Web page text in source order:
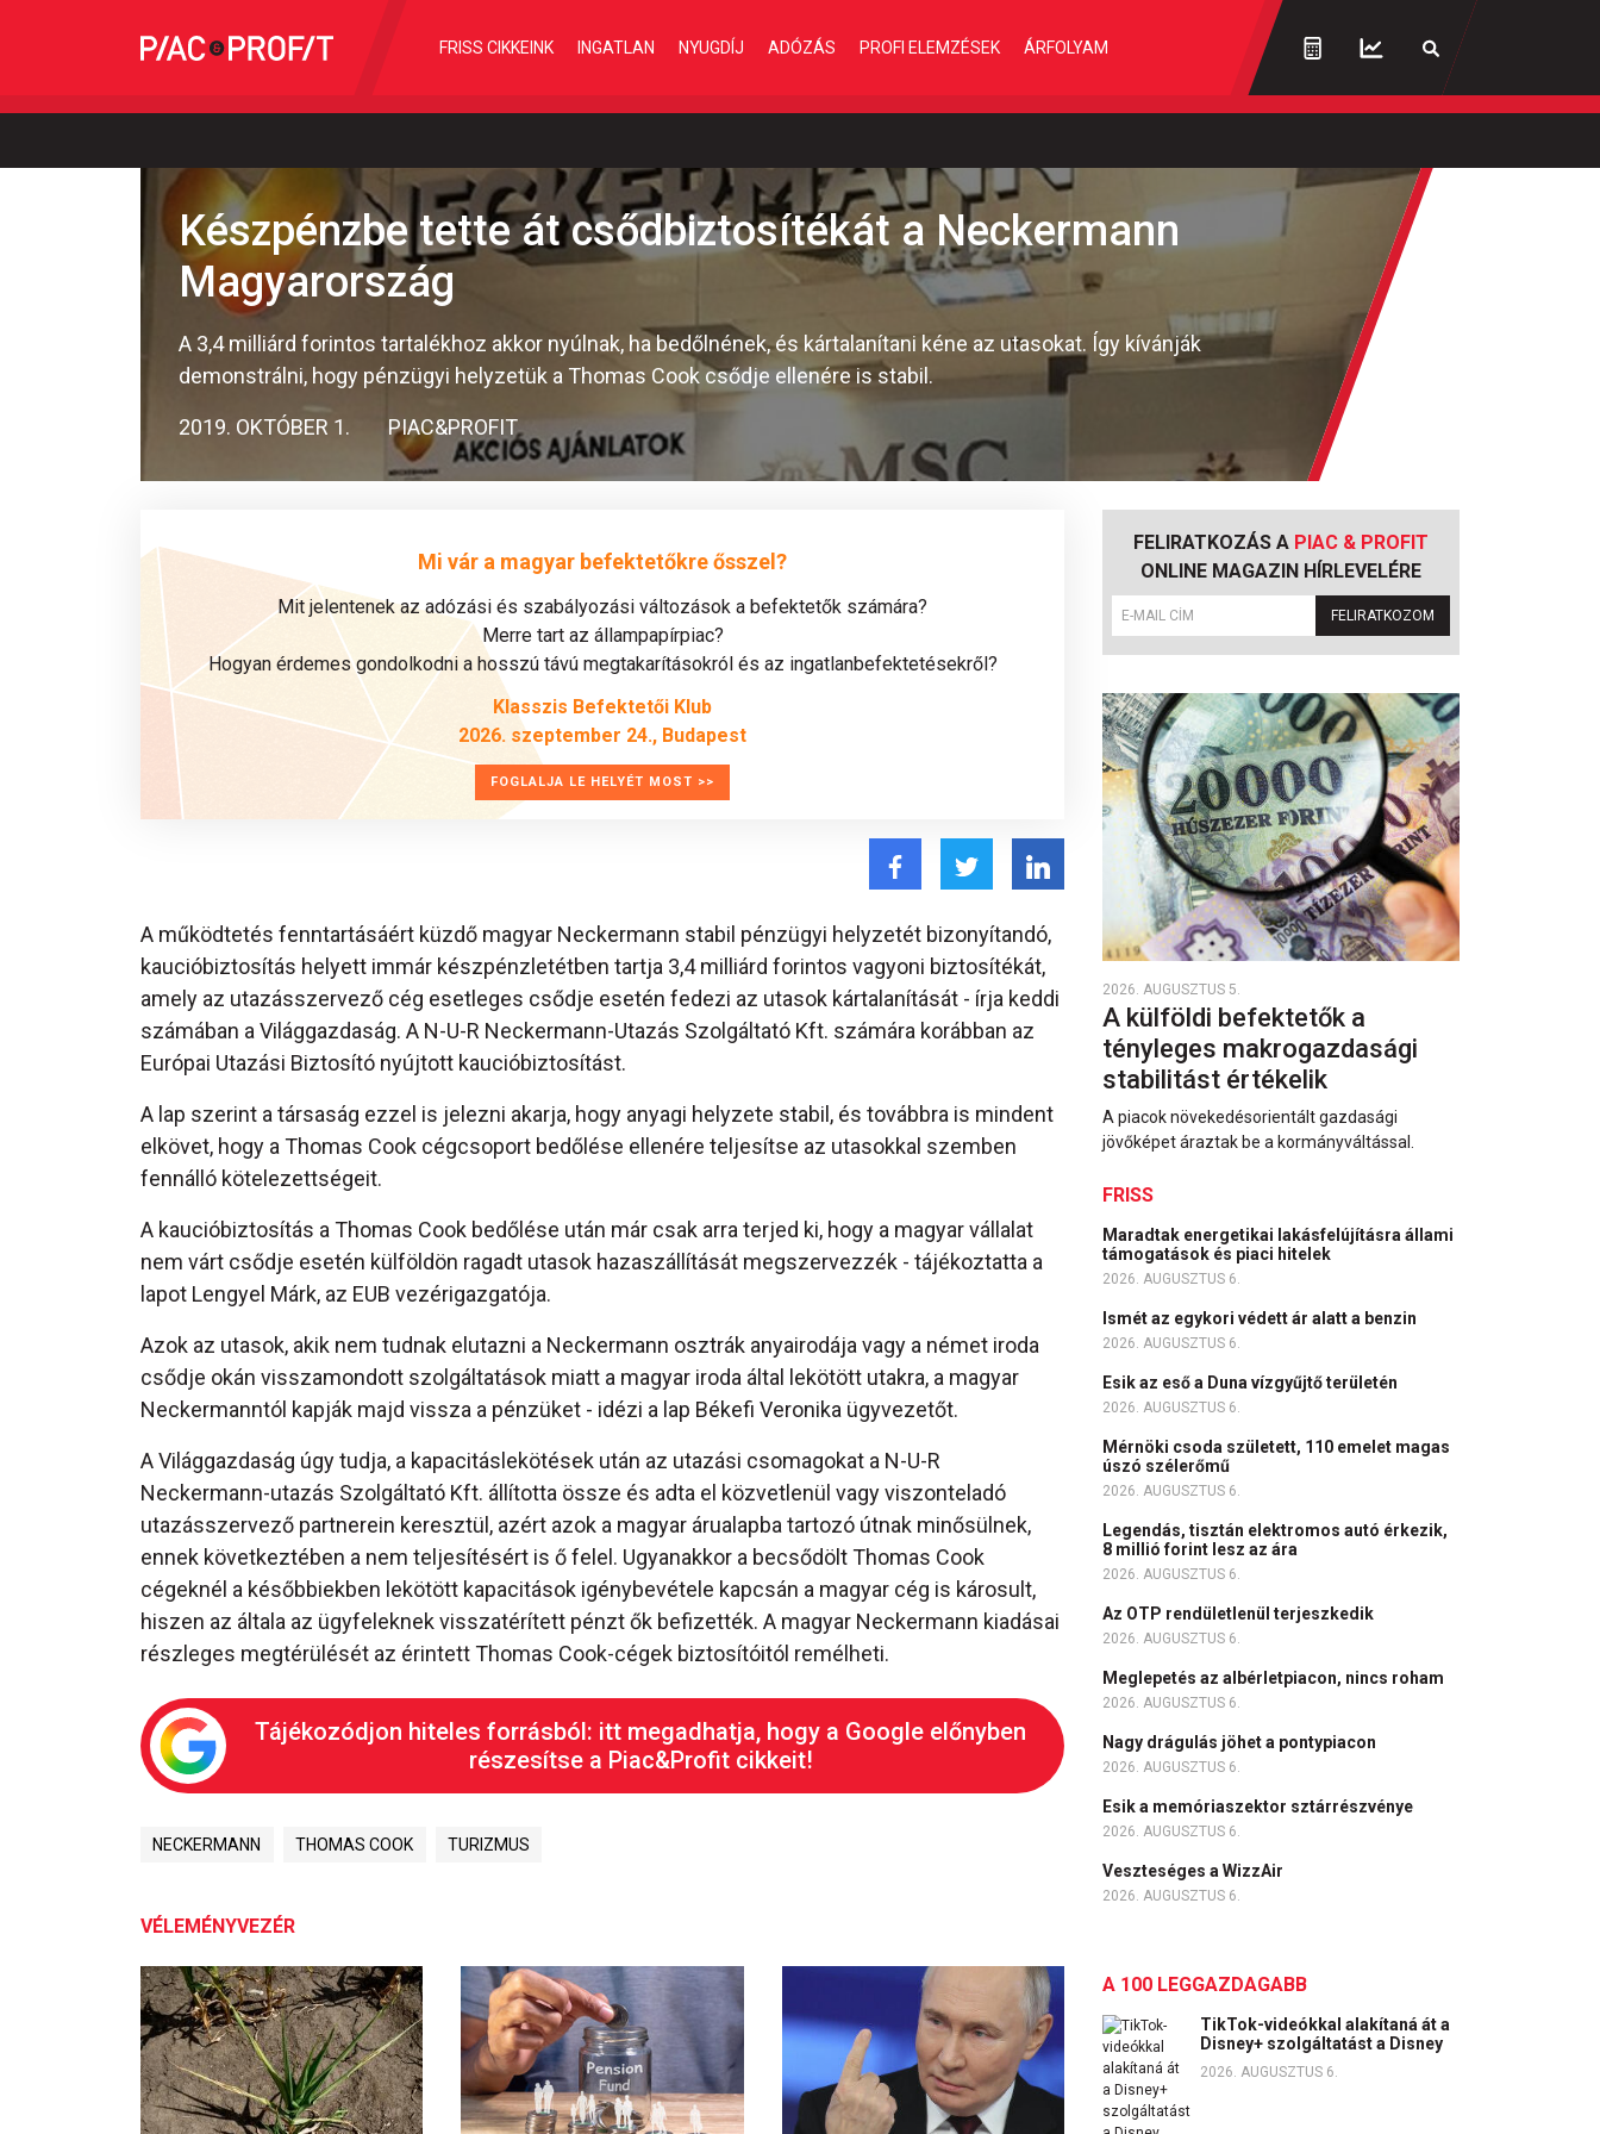
FRISS CIKKEINK INGATLAN NYUGDÍJ ADÓZÁS PROFI ELEMZÉSEK ÁRFOLYAM
Készpénzbe tette át csődbiztosítékát a Neckermann
Magyarország
A 3,4 milliárd forintos tartalékhoz akkor nyúlnak, ha bedőlnének, és kártalanítani kéne az utasokat. Így kívánják
demonstrálni, hogy pénzügyi helyzetük a Thomas Cook csődje ellenére is stabil.
2019. OKTÓBER 1. PIAC&PROFIT
Mi vár a magyar befektetőkre ősszel?
Mit jelentenek az adózási és szabályozási változások a befektetők számára?
Merre tart az állampapírpiac?
Hogyan érdemes gondolkodni a hosszú távú megtakarításokról és az ingatlanbefektetésekről?
Klasszis Befektetői Klub
2026. szeptember 24., Budapest
FOGLALJA LE HELYÉT MOST >>
A működtetés fenntartásáért küzdő magyar Neckermann stabil pénzügyi helyzetét bizonyítandó,
kaucióbiztosítás helyett immár készpénzletétben tartja 3,4 milliárd forintos vagyoni biztosítékát,
amely az utazásszervező cég esetleges csődje esetén fedezi az utasok kártalanítását - írja keddi
számában a Világgazdaság. A N-U-R Neckermann-Utazás Szolgáltató Kft. számára korábban az
Európai Utazási Biztosító nyújtott kaucióbiztosítást.
A lap szerint a társaság ezzel is jelezni akarja, hogy anyagi helyzete stabil, és továbbra is mindent
elkövet, hogy a Thomas Cook cégcsoport bedőlése ellenére teljesítse az utasokkal szemben
fennálló kötelezettségeit.
A kaucióbiztosítás a Thomas Cook bedőlése után már csak arra terjed ki, hogy a magyar vállalat
nem várt csődje esetén külföldön ragadt utasok hazaszállítását megszervezzék - tájékoztatta a
lapot Lengyel Márk, az EUB vezérigazgatója.
Azok az utasok, akik nem tudnak elutazni a Neckermann osztrák anyairodája vagy a német iroda
csődje okán visszamondott szolgáltatások miatt a magyar iroda által lekötött utakra, a magyar
Neckermanntól kapják majd vissza a pénzüket - idézi a lap Békefi Veronika ügyvezetőt.
A Világgazdaság úgy tudja, a kapacitáslekötések után az utazási csomagokat a N-U-R
Neckermann-utazás Szolgáltató Kft. állította össze és adta el közvetlenül vagy viszonteladó
utazásszervező partnerein keresztül, azért azok a magyar árualapba tartozó útnak minősülnek,
ennek következtében a nem teljesítésért is ő felel. Ugyanakkor a becsődölt Thomas Cook
cégeknél a későbbiekben lekötött kapacitások igénybevétele kapcsán a magyar cég is károsult,
hiszen az általa az ügyfeleknek visszatérített pénzt ők befizették. A magyar Neckermann kiadásai
részleges megtérülését az érintett Thomas Cook-cégek biztosítóitól remélheti.
Tájékozódjon hiteles forrásból: itt megadhatja, hogy a Google előnyben
részesítse a Piac&Profit cikkeit!
NECKERMANN THOMAS COOK TURIZMUS
VÉLEMÉNYVEZÉR
FELIRATKOZÁS A PIAC & PROFIT
ONLINE MAGAZIN HÍRLEVELÉRE
FELIRATKOZOM
2026. AUGUSZTUS 5.
A külföldi befektetők a
tényleges makrogazdasági
stabilitást értékelik
A piacok növekedésorientált gazdasági
jövőképet áraztak be a kormányváltással.
FRISS
Maradtak energetikai lakásfelújításra állami
támogatások és piaci hitelek
2026. AUGUSZTUS 6.
Ismét az egykori védett ár alatt a benzin
2026. AUGUSZTUS 6.
Esik az eső a Duna vízgyűjtő területén
2026. AUGUSZTUS 6.
Mérnöki csoda született, 110 emelet magas
úszó szélerőmű
2026. AUGUSZTUS 6.
Legendás, tisztán elektromos autó érkezik,
8 millió forint lesz az ára
2026. AUGUSZTUS 6.
Az OTP rendületlenül terjeszkedik
2026. AUGUSZTUS 6.
Meglepetés az albérletpiacon, nincs roham
2026. AUGUSZTUS 6.
Nagy drágulás jöhet a pontypiacon
2026. AUGUSZTUS 6.
Esik a memóriaszektor sztárrészvénye
2026. AUGUSZTUS 6.
Veszteséges a WizzAir
2026. AUGUSZTUS 6.
A 100 LEGGAZDAGABB
TikTok-videókkal alakítaná át a
Disney+ szolgáltatást a Disney
2026. AUGUSZTUS 6.